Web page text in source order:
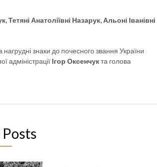
Тетяні Анатоліївні Назарук, Альоні Іванівні
знаки до почесного звання України
адміністрації Ігор Оксенчукта голова